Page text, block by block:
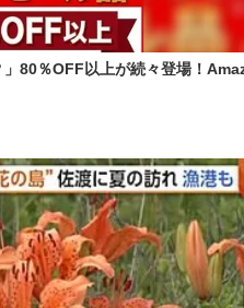
」80％OFF以上が続々登場！